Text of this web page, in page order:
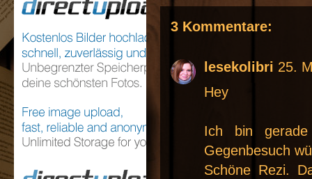
3 Kommentare:
lesekolibri 25.
Hey
Ich bin
Gegenbesuch
Schöne Rezi.